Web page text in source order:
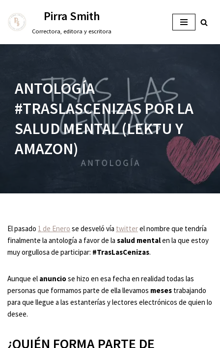
Saltar
Pirra Smith
Correctora, editora y escritora
ANTOLOGÍA
#TRASLASCENIZAS POR LA
SALUD MENTAL (LEKTU Y
AMAZON)
El pasado 1 de Enero se desveló vía twitterel nombre que tendría
finalmente la antología a favor de la salud mentalen la que estoy
muy orgullosa de participar: #TrasLasCenizas.
Aunque el anunciose hizo en esa fecha en realidad todas las
personas que formamos parte de ella llevamos meses trabajando
para que llegue a las estanterías y lectores electrónicos de quien lo
desee.
¿QUIÉN FORMA PARTE DE